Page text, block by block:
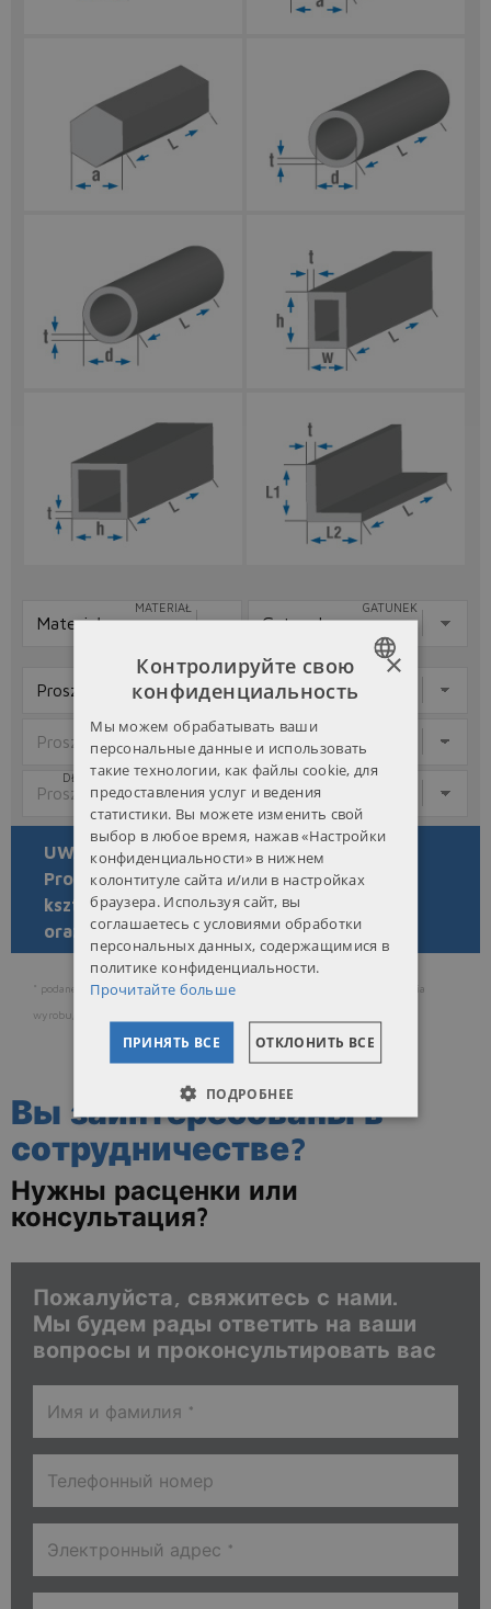
MATERIAŁ GATUNEK
JEDNOSTKA MIARY ŚREDNICA (D)
GRUBOŚĆ (T)
DŁUGOŚĆ PROFILU (L) CENA ZA KG
UWAGA
Proszę wybrać
kształt, materiał
oraz gatunek
* podane wagi i ceny są teoretyczne i nie uwzględniają tolerancji wykonania
wyrobu/detalu
Вы заинтересованы в
сотрудничестве?
Нужны расценки или
консультация?
Пожалуйста, свяжитесь с нами.
Мы будем рады ответить на ваши
вопросы и проконсультировать вас
POLISH
RUSSIAN
UKRAINIAN
×
Контролируйте свою
конфиденциальность
Мы можем обрабатывать ваши
персональные данные и использовать
такие технологии, как файлы cookie, для
предоставления услуг и ведения
статистики. Вы можете изменить свой
выбор в любое время, нажав «Настройки
конфиденциальности» в нижнем
колонтитуле сайта и/или в настройках
браузера. Используя сайт, вы
соглашаетесь с условиями обработки
персональных данных, содержащимися в
политике конфиденциальности.
Прочитайте больше
ПРИНЯТЬ ВСЕ ОТКЛОНИТЬ ВСЕ
ПОДРОБНЕЕ